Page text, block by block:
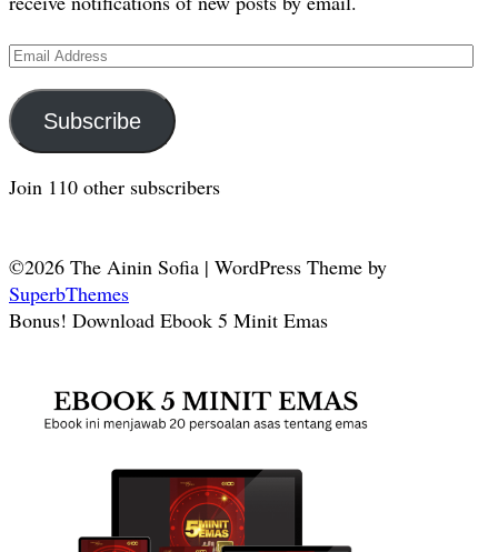
Email
Address
Subscribe
Join 110 other subscribers
©2026 The Ainin Sofia | WordPress Theme by
SuperbThemes
Bonus! Download Ebook 5 Minit Emas